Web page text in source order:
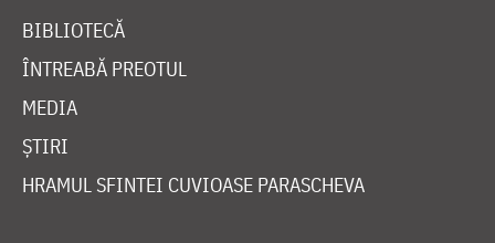
BIBLIOTECĂ
ÎNTREABĂ PREOTUL
MEDIA
ȘTIRI
HRAMUL SFINTEI CUVIOASE PARASCHEVA